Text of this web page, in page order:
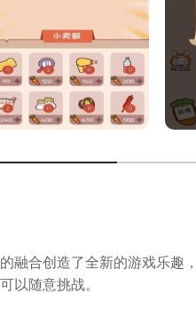
融合创造了全新的游戏乐趣
以随意挑战。